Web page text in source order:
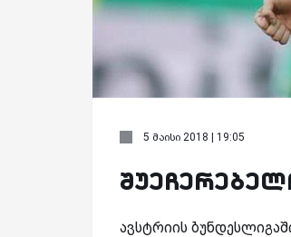
5 მაისი 2018 | 19:05
ავსტრიის